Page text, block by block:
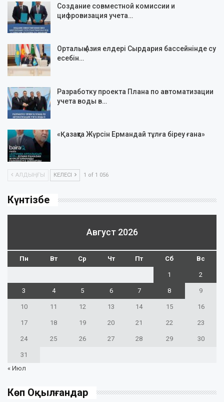
Создание совместной комиссии и
цифровизация учета…
Орталық Азия елдері Сырдария бассейнінде су
есебін…
Разработку проекта Плана по автоматизации
учета воды в…
«Қазақта Жүрсін Ермандай тұлға біреу ғана»
АЛДЫҢҒЫ КЕЛЕСІ 1 of 1 056
Күнтізбе
Август 2026
Пн Вт Ср Чт Пт Сб Вс
1 2
3 4 5 6 7 8 9
10 11 12 13 14 15 16
17 18 19 20 21 22 23
24 25 26 27 28 29 30
31
« Июл
Көп Оқылғандар